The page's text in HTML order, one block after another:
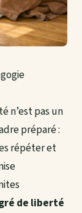
n’est pas un
préparé :
répéter et
de liberté